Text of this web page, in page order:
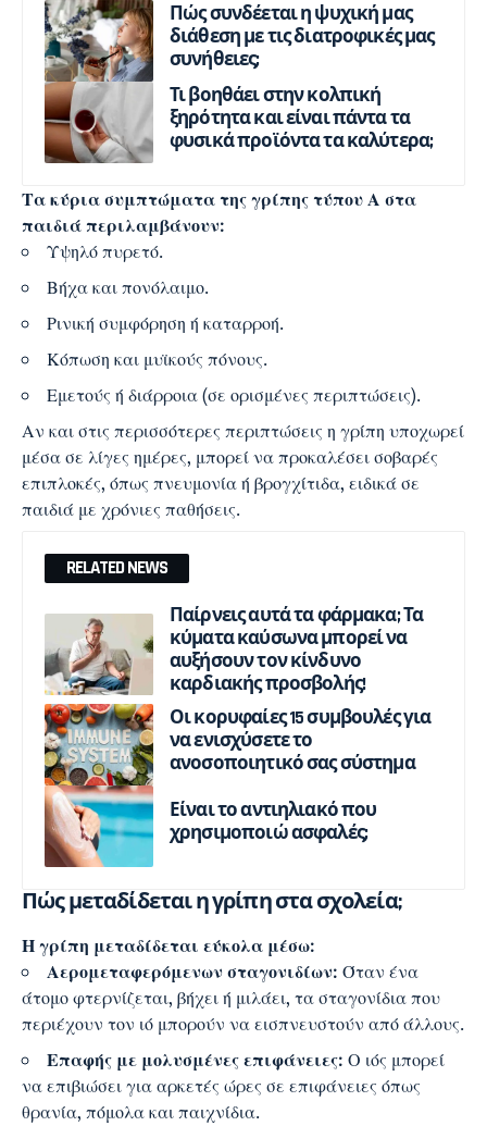
Πώς συνδέεται η ψυχική μας
διάθεση με τις διατροφικές μας
συνήθειες;
Τι βοηθάει στην κολπική
ξηρότητα και είναι πάντα τα
φυσικά προϊόντα τα καλύτερα;
Τα κύρια συμπτώματα της γρίπης τύπου Α στα
παιδιά περιλαμβάνουν:
Υψηλό πυρετό.
Βήχα και πονόλαιμο.
Ρινική συμφόρηση ή καταρροή.
Κόπωση και μυϊκούς πόνους.
Εμετούς ή διάρροια (σε ορισμένες περιπτώσεις).
Αν και στις περισσότερες περιπτώσεις η γρίπη υποχωρεί
μέσα σε λίγες ημέρες, μπορεί να προκαλέσει σοβαρές
επιπλοκές, όπως πνευμονία ή βρογχίτιδα, ειδικά σε
παιδιά με χρόνιες παθήσεις.
RELATED NEWS
Παίρνεις αυτά τα φάρμακα; Τα
κύματα καύσωνα μπορεί να
αυξήσουν τον κίνδυνο
καρδιακής προσβολής!
Οι κορυφαίες 15 συμβουλές για
να ενισχύσετε το
ανοσοποιητικό σας σύστημα
Είναι το αντιηλιακό που
χρησιμοποιώ ασφαλές;
Πώς μεταδίδεται η γρίπη στα σχολεία;
Η γρίπη μεταδίδεται εύκολα μέσω:
Αερομεταφερόμενων σταγονιδίων: Όταν ένα
άτομο φτερνίζεται, βήχει ή μιλάει, τα σταγονίδια που
περιέχουν τον ιό μπορούν να εισπνευστούν από άλλους.
Επαφής με μολυσμένες επιφάνειες: Ο ιός μπορεί
να επιβιώσει για αρκετές ώρες σε επιφάνειες όπως
θρανία, πόμολα και παιχνίδια.